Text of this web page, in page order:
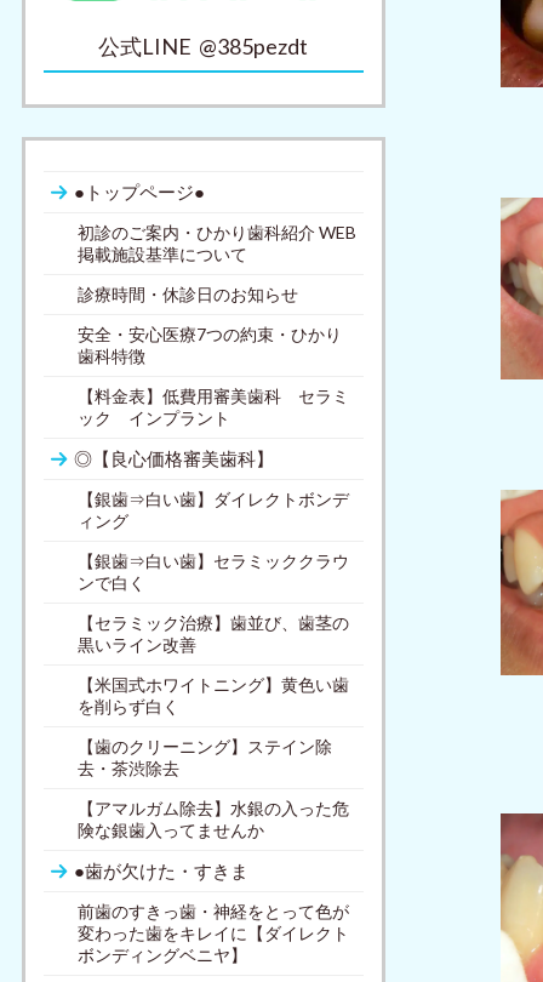
公式LINE @385pezdt
●トップページ●
初診のご案内・ひかり歯科紹介 WEB
掲載施設基準について
診療時間・休診日のお知らせ
安全・安心医療7つの約束・ひかり
歯科特徴
【料金表】低費用審美歯科 セラミ
ック インプラント
◎【良心価格審美歯科】
【銀歯⇒白い歯】ダイレクトボンデ
ィング
【銀歯⇒白い歯】セラミッククラウ
ンで白く
【セラミック治療】歯並び、歯茎の
黒いライン改善
【米国式ホワイトニング】黄色い歯
を削らず白く
【歯のクリーニング】ステイン除
去・茶渋除去
【アマルガム除去】水銀の入った危
険な銀歯入ってませんか
●歯が欠けた・すきま
前歯のすきっ歯・神経をとって色が
変わった歯をキレイに【ダイレクト
ボンディングベニヤ】